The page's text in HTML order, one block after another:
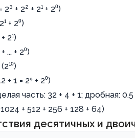
+ 2² + 2¹ + 2⁰)
+ 2⁰)
2¹)
... + 2⁰)
1 = 2⁹ + 2⁰)
часть: 32 + 4 + 1; дробная: 0.5
+ 512 + 256 + 128 + 64)
десятичных и